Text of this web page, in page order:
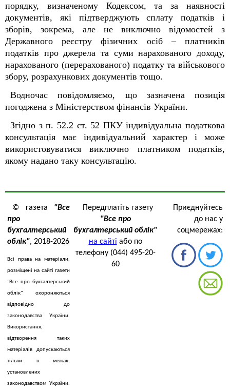
порядку, визначеному Кодексом, та за наявності
документів, які підтверджують сплату податків і
зборів, зокрема, але не виключно відомостей з
Державного реєстру фізичних осіб – платників
податків про джерела та суми нарахованого доходу,
нарахованого (перерахованого) податку та військового
збору, розрахункових документів тощо.
Водночас повідомляємо, що зазначена позиція
погоджена з Міністерством фінансів України.
Згідно з п. 52.2 ст. 52 ПКУ індивідуальна податкова
консультація має індивідуальний характер і може
використовуватися виключно платником податків,
якому надано таку консультацію.
© газета "Все
про
бухгалтерський
облік", 2018-2026
Всі права на матеріали,
розміщені на сайті газети
"Все про бухгалтерський
облік" охороняються
відповідно до
законодавства України.
Використання,
відтворення таких
матеріалів допускаються
тільки в межах,
установлених
законодавством України.
Передплатіть газету
"Все про
бухгалтерський облік"
на сайті або по
телефону (044) 495-20-
60
Приєднуйтесь
до нас у
соцмережах: